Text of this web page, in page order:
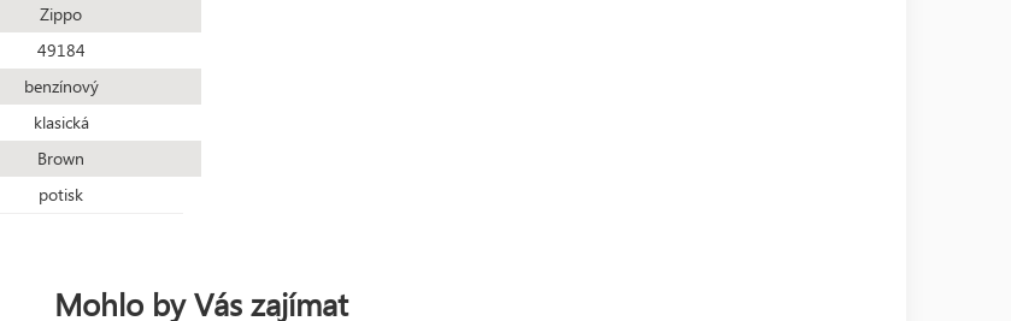
Zippo
49184
benzínový
klasická
Brown
potisk
Mohlo by Vás zajímat